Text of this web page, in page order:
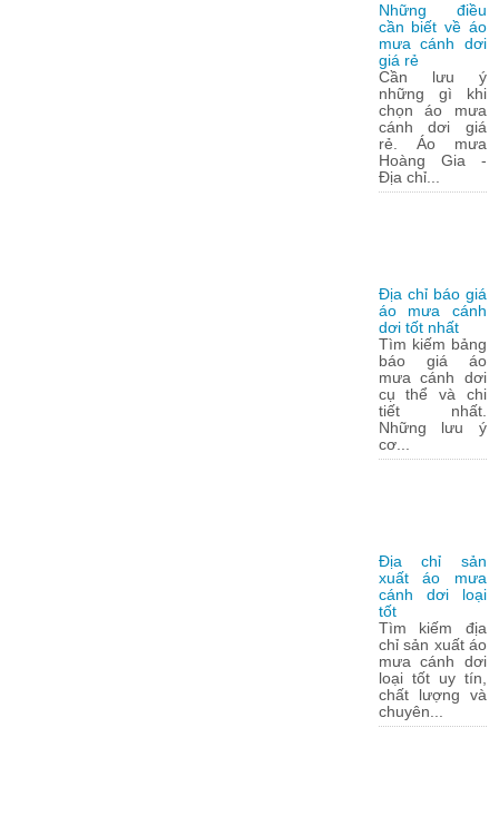
Những điều
cần biết về áo
mưa cánh dơi
giá rẻ
Cần lưu ý
những gì khi
chọn áo mưa
cánh dơi giá
rẻ. Áo mưa
Hoàng Gia -
Địa chỉ...
Địa chỉ báo giá
áo mưa cánh
dơi tốt nhất
Tìm kiếm bảng
báo giá áo
mưa cánh dơi
cụ thể và chi
tiết nhất.
Những lưu ý
cơ...
Địa chỉ sản
xuất áo mưa
cánh dơi loại
tốt
Tìm kiếm địa
chỉ sản xuất áo
mưa cánh dơi
loại tốt uy tín,
chất lượng và
chuyên...